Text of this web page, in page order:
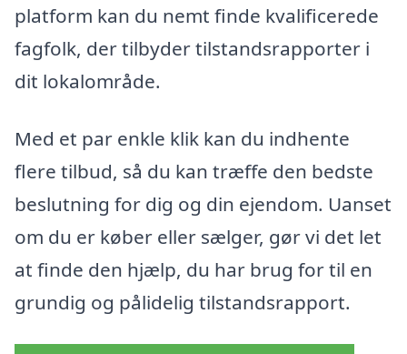
platform kan du nemt finde kvalificerede
fagfolk, der tilbyder tilstandsrapporter i
dit lokalområde.
Med et par enkle klik kan du indhente
flere tilbud, så du kan træffe den bedste
beslutning for dig og din ejendom. Uanset
om du er køber eller sælger, gør vi det let
at finde den hjælp, du har brug for til en
grundig og pålidelig tilstandsrapport.